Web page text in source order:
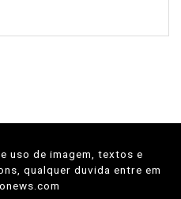
uso de imagem, textos e
qualquer duvida entre em